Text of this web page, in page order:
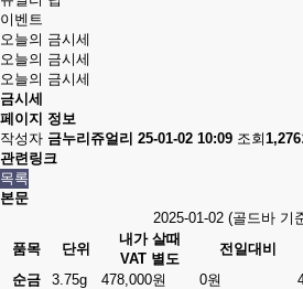
이벤트
오늘의 금시세
오늘의 금시세
오늘의 금시세
금시세
페이지 정보
작성자 금누리쥬얼리 25-01-02 10:09 조회1,276
관련링크
목록
본문
2025-01-02 (골드바 기
품목
단위
내가 살때
VAT 별도
전일대비
순금
3.75g 478,000원 0원